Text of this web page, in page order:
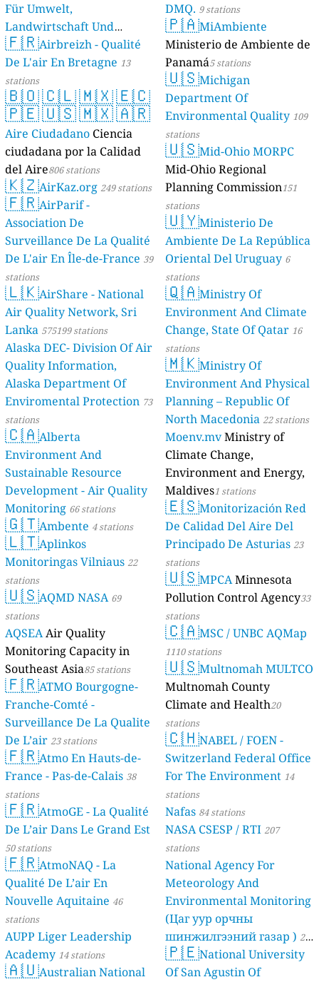
Für Umwelt,
Landwirtschaft Und
Geologie) 50 stations
🇫🇷Airbreizh - Qualité
De L'air En Bretagne 13
stations
🇧🇴🇨🇱🇲🇽🇪🇨
🇵🇪🇺🇸🇲🇽🇦🇷
Aire Ciudadano Ciencia
ciudadana por la Calidad
del Aire806 stations
🇰🇿AirKaz.org 249 stations
🇫🇷AirParif -
Association De
Surveillance De La Qualité
De L'air En Île-de-France 39
stations
🇱🇰AirShare - National
Air Quality Network, Sri
Lanka 575199 stations
Alaska DEC- Division Of Air
Quality Information,
Alaska Department Of
Enviromental Protection 73
stations
🇨🇦Alberta
Environment And
Sustainable Resource
Development - Air Quality
Monitoring 66 stations
🇬🇹Ambente 4 stations
🇱🇹Aplinkos
Monitoringas Vilniaus 22
stations
🇺🇸AQMD NASA 69
stations
AQSEAAir Quality
Monitoring Capacity in
Southeast Asia85 stations
🇫🇷ATMO Bourgogne-
Franche-Comté -
Surveillance De La Qualite
De L’air 23 stations
🇫🇷Atmo En Hauts-de-
France - Pas-de-Calais 38
stations
🇫🇷AtmoGE - La Qualité
De L’air Dans Le Grand Est
50 stations
🇫🇷AtmoNAQ - La
Qualité De L’air En
Nouvelle Aquitaine 46
stations
AUPP Liger Leadership
Academy 14 stations
🇦🇺Australian National
DMQ. 9 stations
🇵🇦MiAmbiente
Ministerio de Ambiente de
Panamá5 stations
🇺🇸Michigan
Department Of
Environmental Quality 109
stations
🇺🇸Mid-Ohio MORPC
Mid-Ohio Regional
Planning Commission151
stations
🇺🇾Ministerio De
Ambiente De La República
Oriental Del Uruguay 6
stations
🇶🇦Ministry Of
Environment And Climate
Change, State Of Qatar 16
stations
🇲🇰Ministry Of
Environment And Physical
Planning – Republic Of
North Macedonia 22 stations
Moenv.mvMinistry of
Climate Change,
Environment and Energy,
Maldives1 stations
🇪🇸Monitorización Red
De Calidad Del Aire Del
Principado De Asturias 23
stations
🇺🇸MPCAMinnesota
Pollution Control Agency33
stations
🇨🇦MSC / UNBC AQMap
1110 stations
🇺🇸Multnomah MULTCO
Multnomah County
Climate and Health20
stations
🇨🇭NABEL / FOEN -
Switzerland Federal Office
For The Environment 14
stations
Nafas 84 stations
NASA CSESP / RTI 207
stations
National Agency For
Meteorology And
Environmental Monitoring
(Цаг уур орчны
шинжилгээний газар ) 21
stations
🇵🇪National University
Of San Agustin Of